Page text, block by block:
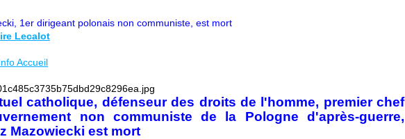
1er dirigeant polonais non communiste, est mort
Lecalot
catholique, défenseur des droits de l'homme, premier chef
non communiste de la Pologne d'après-guerre,
Mazowiecki est mort